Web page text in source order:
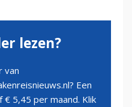
lezen?
van
Een
5,45 per maand. Klik